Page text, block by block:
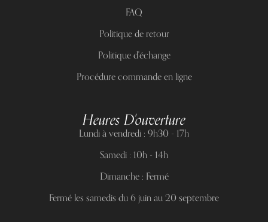
FAQ
Politique de retour
Politique d'échange
Procédure commande en ligne
Heures D'ouverture
Lundi à vendredi : 9h30 - 17h
Samedi : 10h - 14h
Dimanche : Fermé
Fermé les samedis du 6 juin au 20 septembre